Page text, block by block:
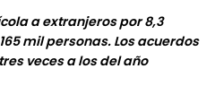
a extranjeros por 8,3
mil personas. Los acuerdos
veces a los del año